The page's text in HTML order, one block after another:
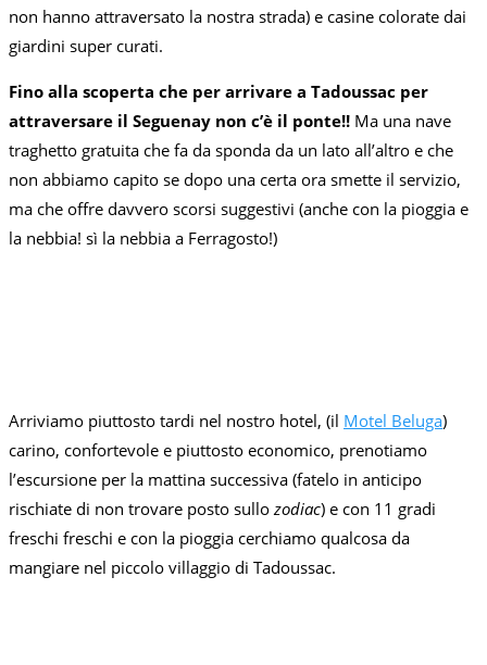
non hanno attraversato la nostra strada) e casine colorate dai
giardini super curati.
Fino alla scoperta che per arrivare a Tadoussac per
attraversare il Seguenay non c’è il ponte!! Ma una nave
traghetto gratuita che fa da sponda da un lato all’altro e che
non abbiamo capito se dopo una certa ora smette il servizio,
ma che offre davvero scorsi suggestivi (anche con la pioggia e
la nebbia! sì la nebbia a Ferragosto!)
Arriviamo piuttosto tardi nel nostro hotel, (il Motel Beluga)
carino, confortevole e piuttosto economico, prenotiamo
l’escursione per la mattina successiva (fatelo in anticipo
rischiate di non trovare posto sullozodiac) e con 11 gradi
freschi freschi e con la pioggia cerchiamo qualcosa da
mangiare nel piccolo villaggio di Tadoussac.